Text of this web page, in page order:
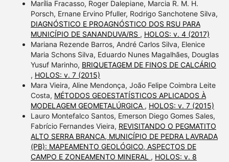
Marília Fracasso, Roger Dalepiane, Marcia R. M. H.
Porsch, Ernane Ervino Pfuller, Rodrigo Sanchotene Silva,
DIAGNÓSTICO E PROAGNÓSTICO DOS RSU PARA
MUNICÍPIO DE SANANDUVA/RS , HOLOS: v. 4 (2017)
Mariana Rezende Barros, André Carlos Silva, Elenice
Maria Schons Silva, Eduardo Nunes Magalhães, Douglas
Yusuf Marinho, BRIQUETAGEM DE FINOS DE CALCÁRIO
, HOLOS: v. 7 (2015)
Mara Vieira, Aline Mendonça, João Felipe Coimbra Leite
Costa, MÉTODOS GEOESTATÍSTICOS APLICADOS À
MODELAGEM GEOMETALÚRGICA , HOLOS: v. 7 (2015)
Lauro Montefalco Santos, Emerson Diego Gomes Sales,
Fabrício Fernandes Vieira, REVISITANDO O PEGMATITO
ALTO SERRA BRANCA, MUNICÍPIO DE PEDRA LAVRADA
(PB): MAPEAMENTO GEOLÓGICO, ASPECTOS DE
CAMPO E ZONEAMENTO MINERAL , HOLOS: v. 8